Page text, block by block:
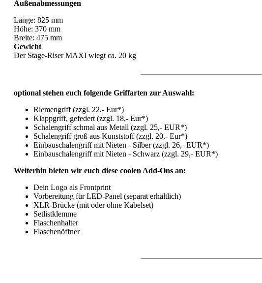
Außenabmessungen
Länge: 825 mm
Höhe: 370 mm
Breite: 475 mm
Gewicht
Der Stage-Riser MAXI wiegt ca. 20 kg
optional stehen euch folgende Griffarten zur Auswahl:
Riemengriff (zzgl. 22,- Eur*)
Klappgriff, gefedert (zzgl. 18,- Eur*)
Schalengriff schmal aus Metall (zzgl. 25,- EUR*)
Schalengriff groß aus Kunststoff (zzgl. 20,- Eur*)
Einbauschalengriff mit Nieten - Silber (zzgl. 26,- EUR*)
Einbauschalengriff mit Nieten - Schwarz (zzgl. 29,- EUR*)
Weiterhin bieten wir euch diese coolen Add-Ons an:
Dein Logo als Frontprint
Vorbereitung für LED-Panel (separat erhältlich)
XLR-Brücke (mit oder ohne Kabelset)
Setlistklemme
Flaschenhalter
Flaschenöffner